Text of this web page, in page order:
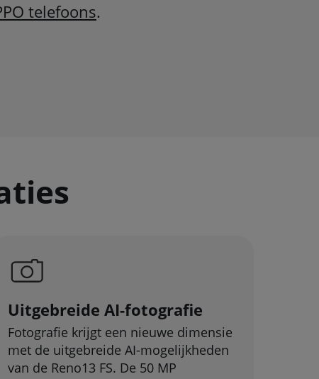
telefoons.
Uitgebreide AI-fotografie
Fotografie krijgt een nieuwe dimensie
met de uitgebreide AI-mogelijkheden
van de Reno13 FS. De 50 MP